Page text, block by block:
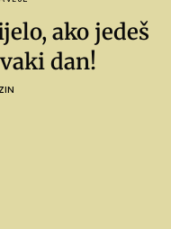
ako jedeš
dan!